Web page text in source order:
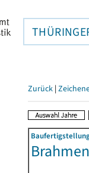
Zurück |